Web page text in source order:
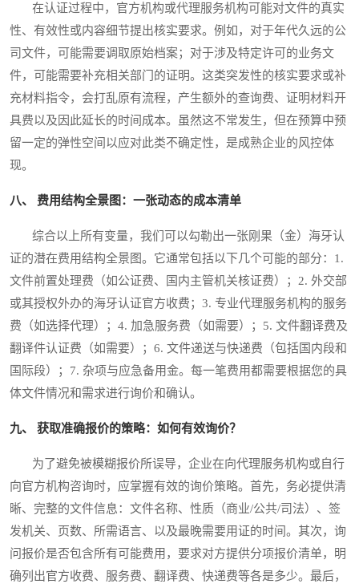
在认证过程中，官方机构或代理服务机构可能对文件的真实
性、有效性或内容细节提出核实要求。例如，对于年代久远的公
司文件，可能需要调取原始档案；对于涉及特定许可的业务文
件，可能需要补充相关部门的证明。这类突发性的核实要求或补
充材料指令，会打乱原有流程，产生额外的查询费、证明材料开
具费以及因此延长的时间成本。虽然这不常发生，但在预算中预
留一定的弹性空间以应对此类不确定性，是成熟企业的风控体
现。
八、 费用结构全景图：一张动态的成本清单
综合以上所有变量，我们可以勾勒出一张刚果（金）海牙认
证的潜在费用结构全景图。它通常包括以下几个可能的部分：1.
文件前置处理费（如公证费、国内主管机关核证费）；2. 外交部
或其授权外办的海牙认证官方收费；3. 专业代理服务机构的服务
费（如选择代理）；4. 加急服务费（如需要）；5. 文件翻译费及
翻译件认证费（如需要）；6. 文件递送与快递费（包括国内段和
国际段）；7. 杂项与应急备用金。每一笔费用都需要根据您的具
体文件情况和需求进行询价和确认。
九、 获取准确报价的策略：如何有效询价？
为了避免被模糊报价所误导，企业在向代理服务机构或自行
向官方机构咨询时，应掌握有效的询价策略。首先，务必提供清
晰、完整的文件信息：文件名称、性质（商业/公共/司法）、签
发机关、页数、所需语言、以及最晚需要用证的时间。其次，询
问报价是否包含所有可能费用，要求对方提供分项报价清单，明
确列出官方收费、服务费、翻译费、快递费等各是多少。最后，